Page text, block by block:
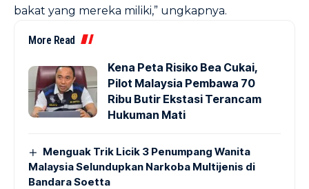
bakat yang mereka miliki,” ungkapnya.
More Read
Kena Peta Risiko Bea Cukai,
Pilot Malaysia Pembawa 70
Ribu Butir Ekstasi Terancam
Hukuman Mati
Menguak Trik Licik 3 Penumpang Wanita
Malaysia Selundupkan Narkoba Multijenis di
Bandara Soetta